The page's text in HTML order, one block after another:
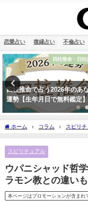
恋愛占い 復縁占い 不倫占い
誕生日占い・運命の人を顔
きで完全無料で鑑定します！
ホーム コラム スピリ
仏教やバラモン教との違いもわか
スピリチュアル
ウパニシャッド哲
ラモン教との違い
本ページはプロモーションが含まれ